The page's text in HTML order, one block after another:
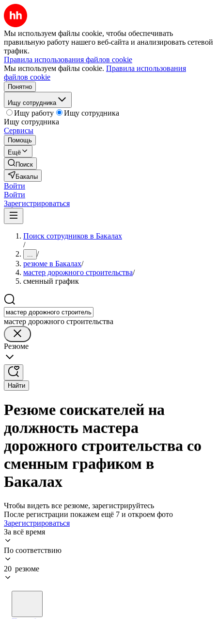
Мы используем файлы cookie, чтобы обеспечивать
правильную работу нашего веб-сайта и анализировать сетевой
трафик.
Правила использования файлов cookie
Мы используем файлы cookie. Правила использования
файлов cookie
Понятно
Ищу сотрудника
Ищу работу
Ищу сотрудника
Ищу сотрудника
Сервисы
Помощь
Ещё
Поиск
Бакалы
Войти
Войти
Зарегистрироваться
Поиск сотрудников в Бакалах
/
... /
резюме в Бакалах/
мастер дорожного строительства/
сменный график
мастер дорожного строительства
Резюме
Найти
Резюме соискателей на
должность мастера
дорожного строительства со
сменным графиком в
Бакалах
Чтобы видеть все резюме, зарегистрируйтесь
После регистрации покажем ещё 7 и откроем фото
Зарегистрироваться
За всё время
По соответствию
20 резюме